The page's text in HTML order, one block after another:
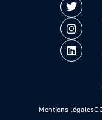
Mentions légales